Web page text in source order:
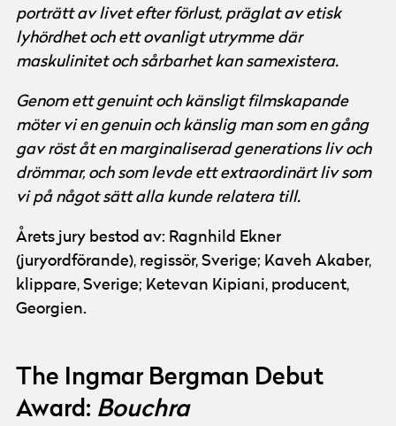
porträtt av livet efter förlust, präglat av etisk
lyhördhet och ett ovanligt utrymme där
maskulinitet och sårbarhet kan samexistera.
Genom ett genuint och känsligt filmskapande
möter vi en genuin och känslig man som en gång
gav röst åt en marginaliserad generations liv och
drömmar, och som levde ett extraordinärt liv som
vi på något sätt alla kunde relatera till.
Årets jury bestod av: Ragnhild Ekner
(juryordförande), regissör, Sverige; Kaveh Akaber,
klippare, Sverige; Ketevan Kipiani, producent,
Georgien.
The Ingmar Bergman Debut
Award: Bouchra